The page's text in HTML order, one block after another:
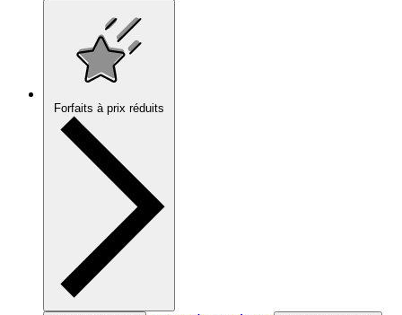
Forfaits à prix réduits